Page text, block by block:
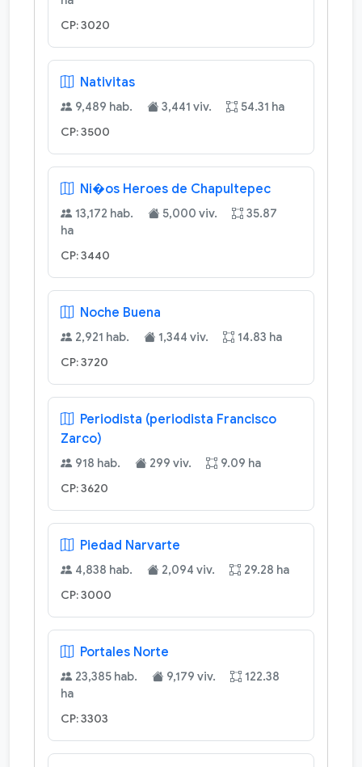
CP: 3020
Nativitas
9,489 hab. 3,441 viv. 54.31 ha
CP: 3500
Ni�os Heroes de Chapultepec
13,172 hab. 5,000 viv.
35.87
ha
CP: 3440
Noche Buena
2,921 hab. 1,344 viv. 14.83 ha
CP: 3720
Periodista (periodista Francisco
Zarco)
918 hab. 299 viv. 9.09 ha
CP: 3620
Piedad Narvarte
4,838 hab. 2,094 viv. 29.28 ha
CP: 3000
Portales Norte
23,385 hab. 9,179 viv.
122.38
ha
CP: 3303